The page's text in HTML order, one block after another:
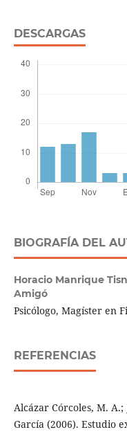
DESCARGAS
BIOGRAFÍA DEL
Horacio Manrique
Amigó
Psicólogo, Magíster en
REFERENCIAS
Alcázar Córcoles, M. A.;
García (2006). Estudio